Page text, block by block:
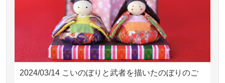
2026/08/02 09:15 神奈川の方からお申込み
2026/08/02 06:46 相模原の方からお申込み
2026/08/01 19:28 東京都の方からお申込み
2026/08/01 17:10 東京都の方からお申込み
NEW
お人形の仕分けなども丁寧に行う
様子から、大切...
2026/07/25供養の内容（料金や送り方等）がとて
も丁寧に説...
2026/07/18 つい先日も利用させていただきまし
2024/03/14 こいのぼりと武者を描いたのぼりのご